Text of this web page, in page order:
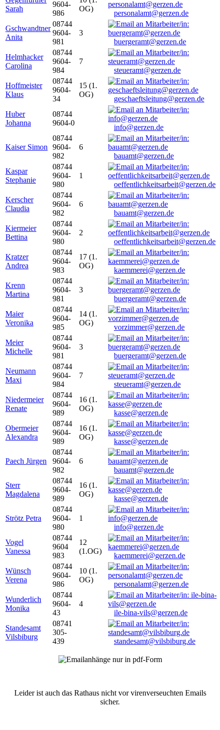
Sarah
9604-
986
OG)
personalamt@gerzen.de
Gschwandtner
Anita
08744
9604-
981
3
buergeramt@gerzen.de
Helmhacker
Carolina
08744
9604-
984
7
steueramt@gerzen.de
Hoffmeister
Klaus
08744
9604-
34
15 (1.
OG)
geschaeftsleitung@gerzen.de
Huber
Johanna
08744
9604-0
info@gerzen.de
Kaiser Simon
08744
9604-
982
6
bauamt@gerzen.de
Kaspar
Stephanie
08744
9604-
980
1
oeffentlichkeitsarbeit@gerzen.de
Kerscher
Claudia
08744
9604-
982
6
bauamt@gerzen.de
Kiermeier
Bettina
08744
9604-
980
2
oeffentlichkeitsarbeit@gerzen.de
Kratzer
Andrea
08744
9604-
983
17 (1.
OG)
kaemmerei@gerzen.de
Krenn
Martina
08744
9604-
981
3
buergeramt@gerzen.de
Maier
Veronika
08744
9604-
985
14 (1.
OG)
vorzimmer@gerzen.de
Meier
Michelle
08744
9604-
981
3
buergeramt@gerzen.de
Neumann
Maxi
08744
9604-
984
7
steueramt@gerzen.de
Niedermeier
Renate
08744
9604-
989
16 (1.
OG)
kasse@gerzen.de
Obermeier
Alexandra
08744
9604-
989
16 (1.
OG)
kasse@gerzen.de
Paech Jürgen
08744
9604-
982
6
bauamt@gerzen.de
Sterr
Magdalena
08744
9604-
989
16 (1.
OG)
kasse@gerzen.de
Strötz Petra
08744
9604-
980
1
info@gerzen.de
Vogel
Vanessa
08744
9604
983
12
(1.OG)
kaemmerei@gerzen.de
Wünsch
Verena
08744
9604-
986
10 (1.
OG)
personalamt@gerzen.de
Wunderlich
Monika
08744
9604-
43
4
ile-bina-vils@gerzen.de
Standesamt
Vilsbiburg
08741
305-
439
standesamt@vilsbiburg.de
Leider ist auch das Rathaus nicht vor virenverseuchten Emails
sicher.